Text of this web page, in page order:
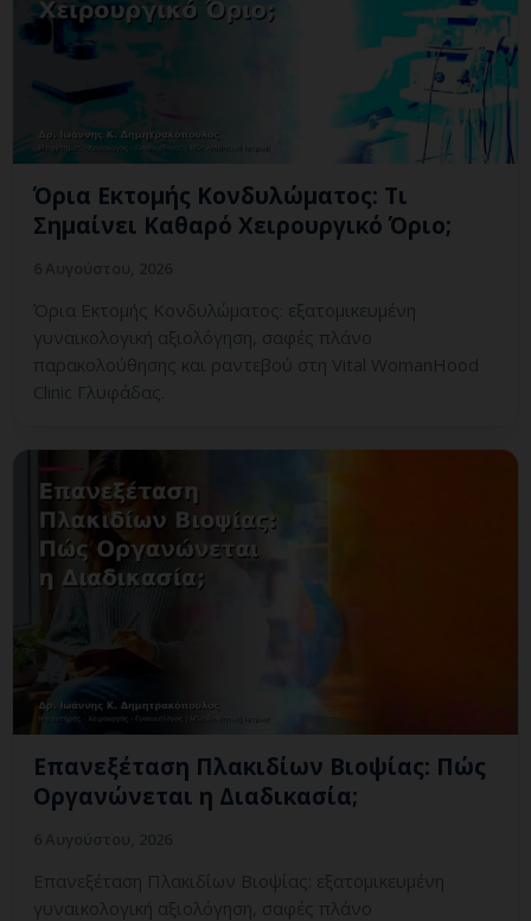
Όρια Εκτομής Κονδυλώματος: Τι
Σημαίνει Καθαρό Χειρουργικό Όριο;
Όρια Εκτομής Κονδυλώματος: εξατομικευμένη
γυναικολογική αξιολόγηση, σαφές πλάνο
παρακολούθησης και ραντεβού στη Vital WomanHood
Clinic Γλυφάδας.
Επανεξέταση Πλακιδίων Βιοψίας: Πώς
Οργανώνεται η Διαδικασία;
Επανεξέταση Πλακιδίων Βιοψίας: εξατομικευμένη
γυναικολογική αξιολόγηση, σαφές πλάνο